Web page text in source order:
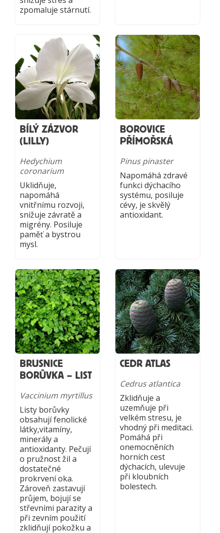
zpomaluje stárnutí.
BÍLÝ ZÁZVOR
(LILLY)
Hedychium
coronarium
Uklidňuje,
napomáhá
vnitřnímu rozvoji,
snižuje závratě a
migrény. Posiluje
paměť a bystrou
mysl.
BOROVICE
PŘÍMOŘSKÁ
Pinus pinaster
Napomáhá zdravé
funkci dýchacího
systému, posiluje
cévy, je skvělý
antioxidant.
BRUSNICE
BORŮVKA – LIST
Vaccinium myrtillus
Listy borůvky
obsahují fenolické
látky,vitamíny,
minerály a
antioxidanty. Pečují
o pružnost žil a
dostatečné
prokrvení oka.
Zároveň zastavují
průjem, bojují se
střevními parazity a
při zevním použití
zklidňují pokožku a
CEDR ATLAS
Cedrus atlantica
Zklidňuje a
uzemňuje při
velkém stresu, je
vhodný při meditaci.
Pomáhá při
onemocněních
horních cest
dýchacích, ulevuje
při kloubních
bolestech.